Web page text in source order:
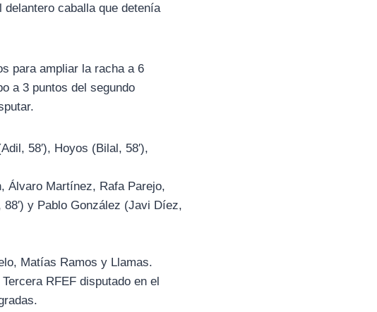
caballa que detenía
para ampliar la racha a 6
a 3 puntos del segundo
58′), Hoyos (Bilal, 58′),
Álvaro Martínez, Rafa Parejo,
y Pablo González (Javi Díez,
Matías Ramos y Llamas.
RFEF disputado en el